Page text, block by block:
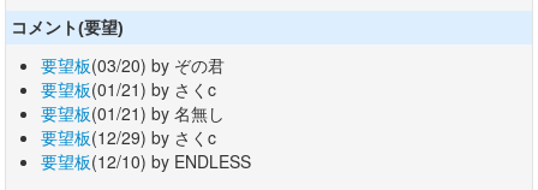
コメント(要望)
要望板(03/20) by ぞの君
要望板(01/21) by さくc
要望板(01/21) by 名無し
要望板(12/29) by さくc
要望板(12/10) by ENDLESS